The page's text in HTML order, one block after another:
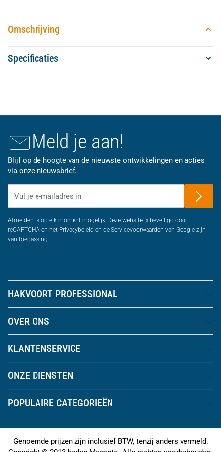
Omschrijving
Specificaties
Meld je aan!
Blijf op de hoogte van de nieuwste ontwikkelingen en acties
via onze nieuwsbrief.
Afmelden is op elk moment mogelijk. Deze website is beveiligd door
reCAPTCHA en het Privacybeleid en de Servicevoorwaarden van Google zijn
van toepassing.
HAKVOORT PROFESSIONAL
OVER ONS
KLANTENSERVICE
ONZE DIENSTEN
POPULAIRE CATEGORIEËN
Genoemde prijzen zijn inclusief BTW, tenzij anders vermeld.